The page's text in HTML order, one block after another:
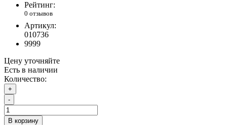
Рейтинг:
0 отзывов
Артикул:
010736
9999
Цену уточняйте
Есть в наличии
Количество:
+
-
В корзину